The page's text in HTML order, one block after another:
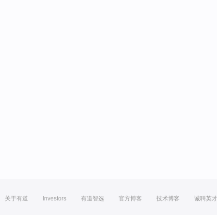
关于有道 Investors 有道智选 官方博客 技术博客 诚聘英才